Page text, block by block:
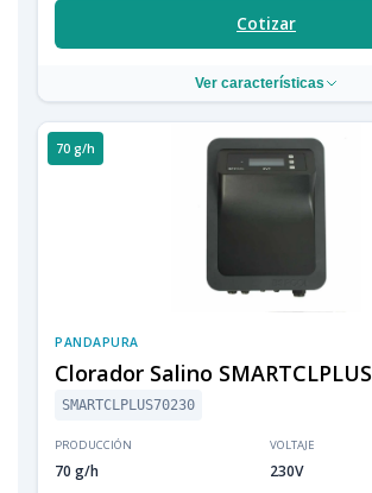
Cotizar
Ver características
70 g/h
PANDAPURA
Clorador Salino SMARTCLPLUS
SMARTCLPLUS70230
PRODUCCIÓN
70 g/h
VOLTAJE
230V